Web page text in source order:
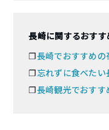
長崎に関するおす
❐長崎でおすすめの
❐忘れずに食べた
❐長崎観光でおすす